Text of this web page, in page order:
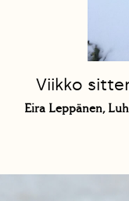
Viikko
Eira Leppänen,